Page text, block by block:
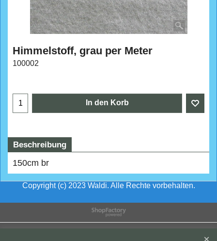
Himmelstoff, grau per Meter
100002
Beschreibung
150cm br
Copyright (c) 2023 Waldi. Alle Rechte vorbehalten.
WebShop erstellt mit
ShopFactory Shop